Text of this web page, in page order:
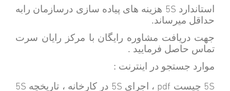
استاندارد 5S هزینه های پیاده سازی درسازمان رابه
حداقل میرساند.
جهت دریافت مشاوره رایگان با مرکز رایان سرت
تماس حاصل فرمایید .
موارد جستجو در اینترنت :
5S چیست pdf ، اجرای 5S در کارخانه ، تاریخچه 5S